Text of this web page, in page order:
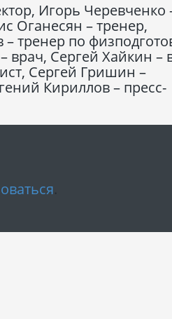
Игорь Черевченко
Оганесян – тренер,
тренер по
Сергей Хайкин –
Сергей Гришин –
Кириллов – пресс-